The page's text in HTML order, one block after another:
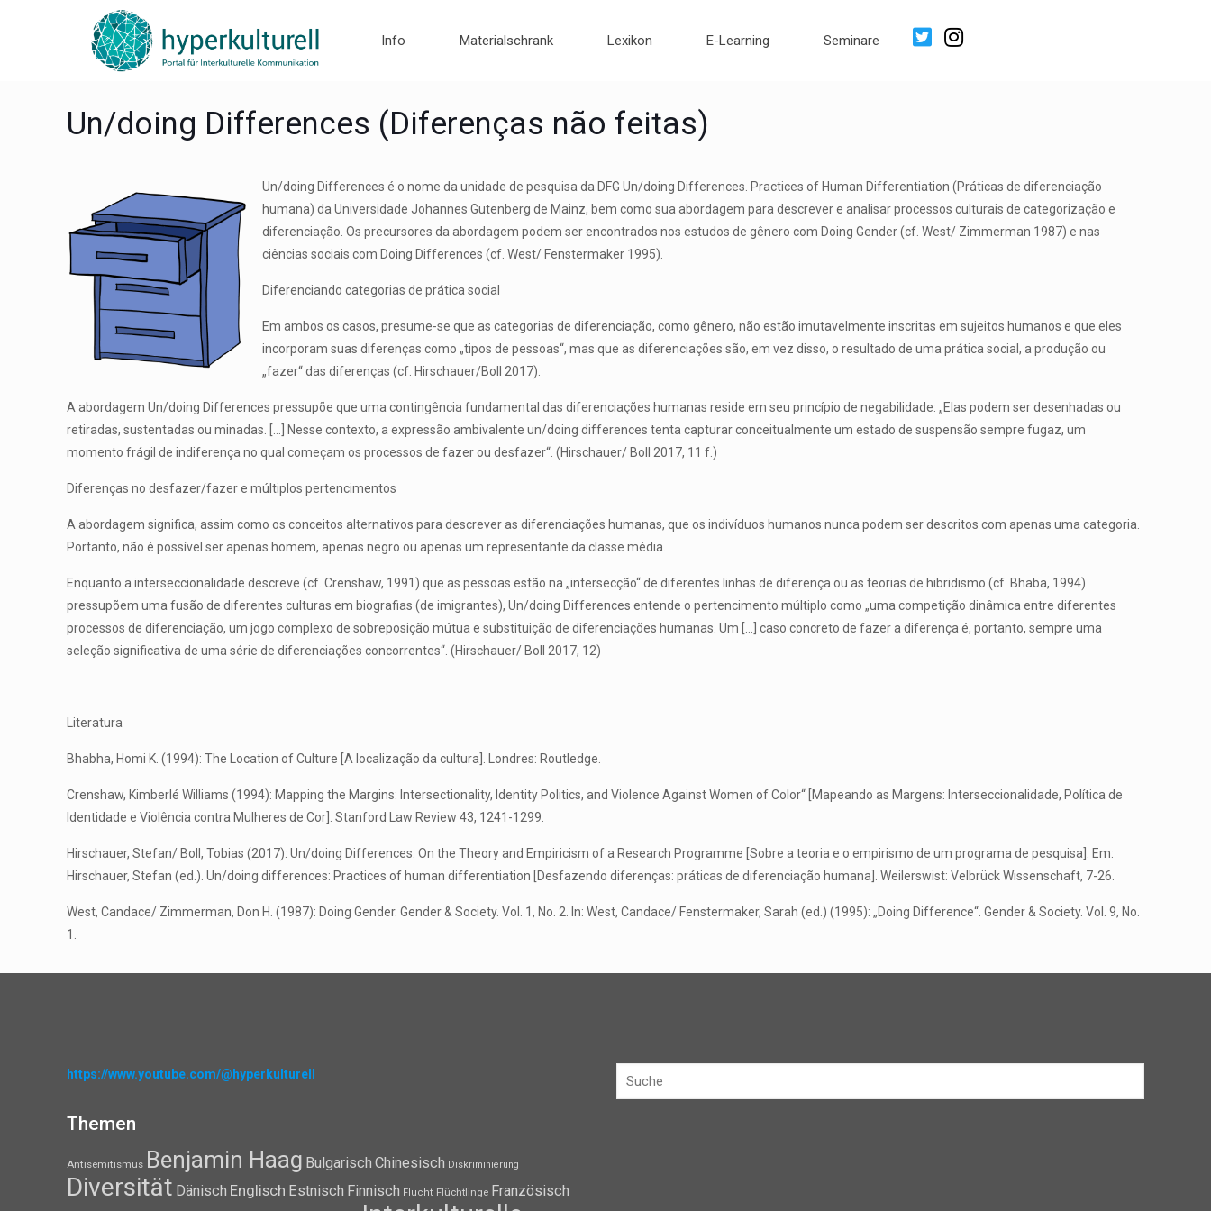
Info Materialschrank Lexikon E-Learning Seminare
Un/doing Differences (Diferenças não feitas)
Un/doing Differences é o nome da unidade de pesquisa da DFG Un/doing Differences. Practices of Human Differentiation (Práticas de diferenciação
humana) da Universidade Johannes Gutenberg de Mainz, bem como sua abordagem para descrever e analisar processos culturais de categorização e
diferenciação. Os precursores da abordagem podem ser encontrados nos estudos de gênero com Doing Gender (cf. West/ Zimmerman 1987) e nas
ciências sociais com Doing Differences (cf. West/ Fenstermaker 1995).
Diferenciando categorias de prática social
Em ambos os casos, presume-se que as categorias de diferenciação, como gênero, não estão imutavelmente inscritas em sujeitos humanos e que eles
incorporam suas diferenças como „tipos de pessoas“, mas que as diferenciações são, em vez disso, o resultado de uma prática social, a produção ou
„fazer“ das diferenças (cf. Hirschauer/Boll 2017).
A abordagem Un/doing Differences pressupõe que uma contingência fundamental das diferenciações humanas reside em seu princípio de negabilidade: „Elas podem ser desenhadas ou
retiradas, sustentadas ou minadas. […] Nesse contexto, a expressão ambivalente un/doing differences tenta capturar conceitualmente um estado de suspensão sempre fugaz, um
momento frágil de indiferença no qual começam os processos de fazer ou desfazer“. (Hirschauer/ Boll 2017, 11 f.)
Diferenças no desfazer/fazer e múltiplos pertencimentos
A abordagem significa, assim como os conceitos alternativos para descrever as diferenciações humanas, que os indivíduos humanos nunca podem ser descritos com apenas uma categoria.
Portanto, não é possível ser apenas homem, apenas negro ou apenas um representante da classe média.
Enquanto a interseccionalidade descreve (cf. Crenshaw, 1991) que as pessoas estão na „intersecção“ de diferentes linhas de diferença ou as teorias de hibridismo (cf. Bhaba, 1994)
pressupõem uma fusão de diferentes culturas em biografias (de imigrantes), Un/doing Differences entende o pertencimento múltiplo como „uma competição dinâmica entre diferentes
processos de diferenciação, um jogo complexo de sobreposição mútua e substituição de diferenciações humanas. Um […] caso concreto de fazer a diferença é, portanto, sempre uma
seleção significativa de uma série de diferenciações concorrentes“. (Hirschauer/ Boll 2017, 12)
Literatura
Bhabha, Homi K. (1994): The Location of Culture [A localização da cultura]. Londres: Routledge.
Crenshaw, Kimberlé Williams (1994): Mapping the Margins: Intersectionality, Identity Politics, and Violence Against Women of Color“ [Mapeando as Margens: Interseccionalidade, Política de
Identidade e Violência contra Mulheres de Cor]. Stanford Law Review 43, 1241-1299.
Hirschauer, Stefan/ Boll, Tobias (2017): Un/doing Differences. On the Theory and Empiricism of a Research Programme [Sobre a teoria e o empirismo de um programa de pesquisa]. Em:
Hirschauer, Stefan (ed.). Un/doing differences: Practices of human differentiation [Desfazendo diferenças: práticas de diferenciação humana]. Weilerswist: Velbrück Wissenschaft, 7-26.
West, Candace/ Zimmerman, Don H. (1987): Doing Gender. Gender & Society. Vol. 1, No. 2. In: West, Candace/ Fenstermaker, Sarah (ed.) (1995): „Doing Difference“. Gender & Society. Vol. 9, No.
1.
https://www.youtube.com/@hyperkulturell
Themen
Antisemitismus Benjamin Haag Bulgarisch Chinesisch Diskriminierung
Diversität Dänisch Englisch Estnisch Finnisch Flucht Flüchtlinge Französisch